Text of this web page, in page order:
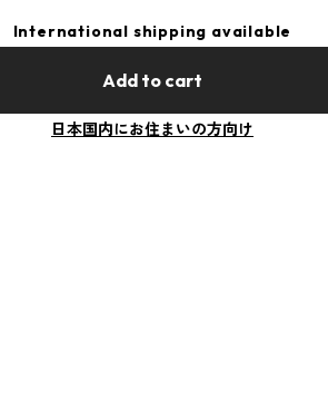
International shipping available
Add to cart
日本国内にお住まいの方向け